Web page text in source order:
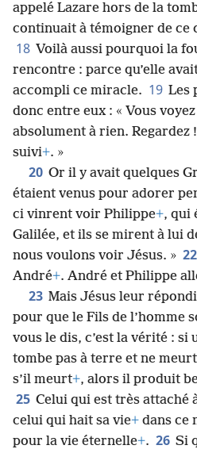
appelé Lazare hors de la
continuait à témoigner de ce
18 Voilà aussi pourquoi la
rencontre : parce qu’elle
accompli ce miracle. 19 Les
donc entre eux : « Vous
absolument à rien. Regardez
suivi+. »
20 Or il y avait quelques
étaient venus pour adorer
ci vinrent voir Philippe+, qui
Galilée, et ils se mirent à lui
nous voulons voir Jésus. » 22
André+. André et Philippe
23 Mais Jésus leur
pour que le Fils de l’homme
vous le dis, c’est la vérité : si
tombe pas à terre et ne
s’il meurt+, alors il produit
25 Celui qui est très attaché
celui qui hait sa vie+ dans ce
pour la vie éternelle+. 26 Si